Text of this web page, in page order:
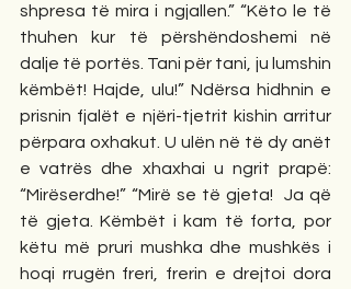
shpresa të mira i ngjallen.” “Këto le të
thuhen kur të përshëndoshemi në
dalje të portës. Tani për tani, ju lumshin
këmbët! Hajde, ulu!” Ndërsa hidhnin e
prisnin fjalët e njëri-tjetrit kishin arritur
përpara oxhakut. U ulën në të dy anët
e vatrës dhe xhaxhai u ngrit prapë:
“Mirëserdhe!” “Mirë se të gjeta!  Ja që
të gjeta. Këmbët i kam të forta, por
këtu më pruri mushka dhe mushkës i
hoqi rrugën freri, frerin e drejtoi dora